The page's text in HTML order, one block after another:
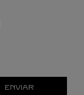
ENVIAR